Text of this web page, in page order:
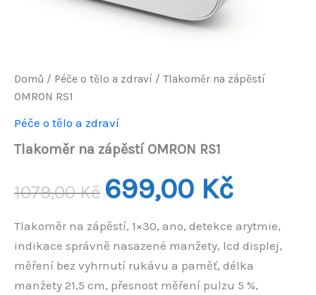
Domů / Péče o tělo a zdraví / Tlakoměr na zápěstí
OMRON RS1
Péče o tělo a zdraví
Tlakoměr na zápěstí OMRON RS1
1079,00Kč
Původní
byla:
1079,00 Kč.
699,00 Kč
je:
699,00 Kč.
Tlakoměr na zápěstí, 1×30, ano, detekce arytmie,
indikace správně nasazené manžety, lcd displej,
měření bez vyhrnutí rukávu a paměť, délka
manžety 21,5 cm, přesnost měření pulzu 5 %,